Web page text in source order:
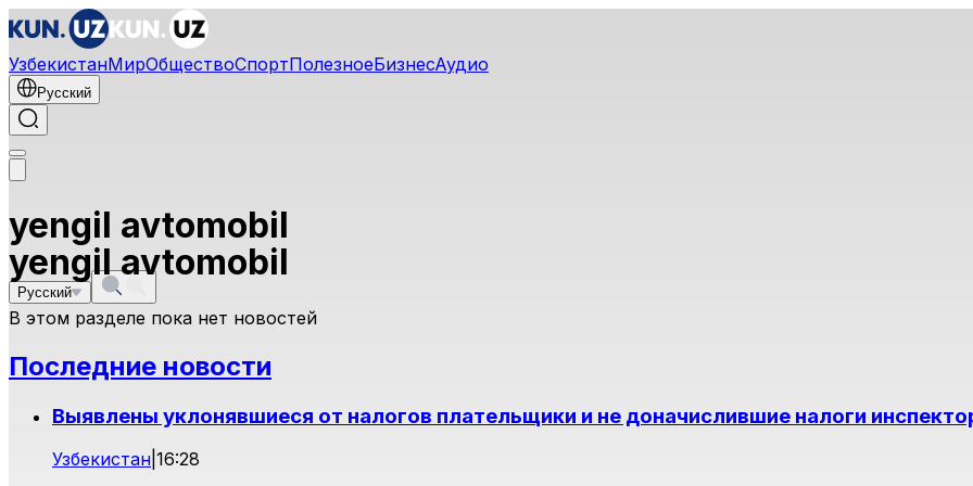
УзбекистанМирОбществоСпортПолезноеБизнесАудио
Русский
yengil avtomobil
Русский
yengil avtomobil
В этом разделе пока нет новостей
Последние новости
Выявлены уклонявшиеся от налогов плательщики и не доначислившие налоги
Узбекистан 16:28